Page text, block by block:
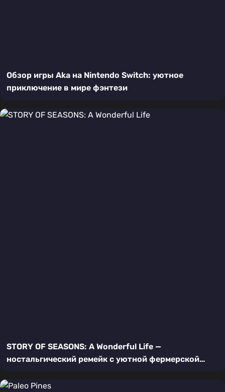
Обзор игры Aka на Nintendo Switch: уютное
приключение в мире фэнтези
STORY OF SEASONS: A Wonderful Life —
ностальгический ремейк с уютной фермерской